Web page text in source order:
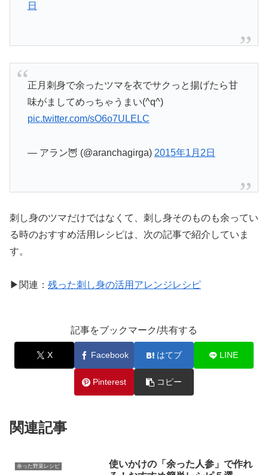
日
正月刺身で余ったツマを衣でサクっと揚げたら甘
味がましてめっちゃうまい(^q^)
pic.twitter.com/sO6o7ULELC
— アラン🦉 (@aranchagirga) 2015年1月2日
刺し身のツマだけではなくて、刺し身そのものも余ってい
る時のおすすめ活用レシピは、次の記事で紹介していま
す。
▶関連： 残った刺し身の活用アレンジレシピ
記事をブックマーク/共有する
X Facebook はてブ LINE
Pinterest コピー
関連記事
余った野菜レシピ
使いかけの「余った人参」で作れ